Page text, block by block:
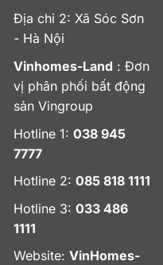
Địa chỉ 2: Xã Sóc Sơn
- Hà Nội
Vinhomes-Land : Đơn
vị phân phối bất động
sản Vingroup
Hotline 1: 038 945
7777
Hotline 2: 085 818 1111
Hotline 3: 033 486
1111
Website: VinHomes-